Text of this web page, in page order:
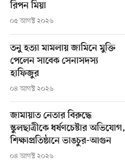
রিপন মিয়া
০৫ আগস্ট ২০২৬
তনু হত্যা মামলায় জামিনে মুক্তি
পেলেন সাবেক সেনাসদস্য
হাফিজুর
০৪ আগস্ট ২০২৬
জামায়াত নেতার বিরুদ্ধে
স্কুলছাত্রীকে ধর্ষণচেষ্টার অভিযোগ,
শিক্ষাপ্রতিষ্ঠানে ভাঙচুর-আগুন
০৪ আগস্ট ২০২৬